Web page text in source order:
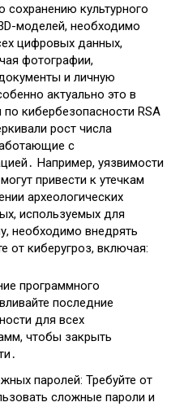
культурного
моделей, необходимо
цифровых данных,
фотографии,
и личную
актуально это в
кибербезопасности RSA
рост числа
с
Например, уязвимости
привести к утечкам
археологических
используемых для
необходимо внедрять
от киберугроз, включая:
программного
последние
для всех
чтобы закрыть
паролей: Требуйте от
сложные пароли и